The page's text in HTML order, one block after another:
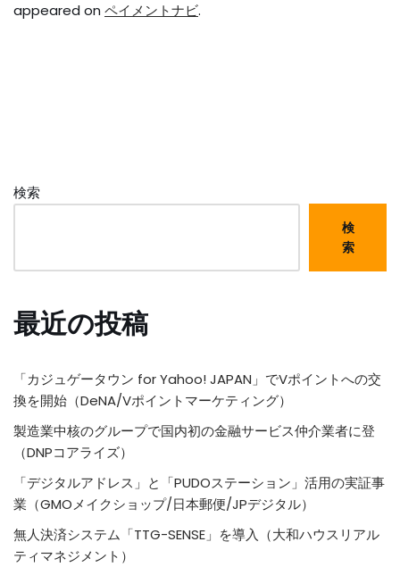
appeared on ペイメントナビ.
検索
検
索
最近の投稿
「カジュゲータウン for Yahoo! JAPAN」でVポイントへの交
換を開始（DeNA/Vポイントマーケティング）
製造業中核のグループで国内初の金融サービス仲介業者に登
（DNPコアライズ）
「デジタルアドレス」と「PUDOステーション」活用の実証事
業（GMOメイクショップ/日本郵便/JPデジタル）
無人決済システム「TTG-SENSE」を導入（大和ハウスリアル
ティマネジメント）